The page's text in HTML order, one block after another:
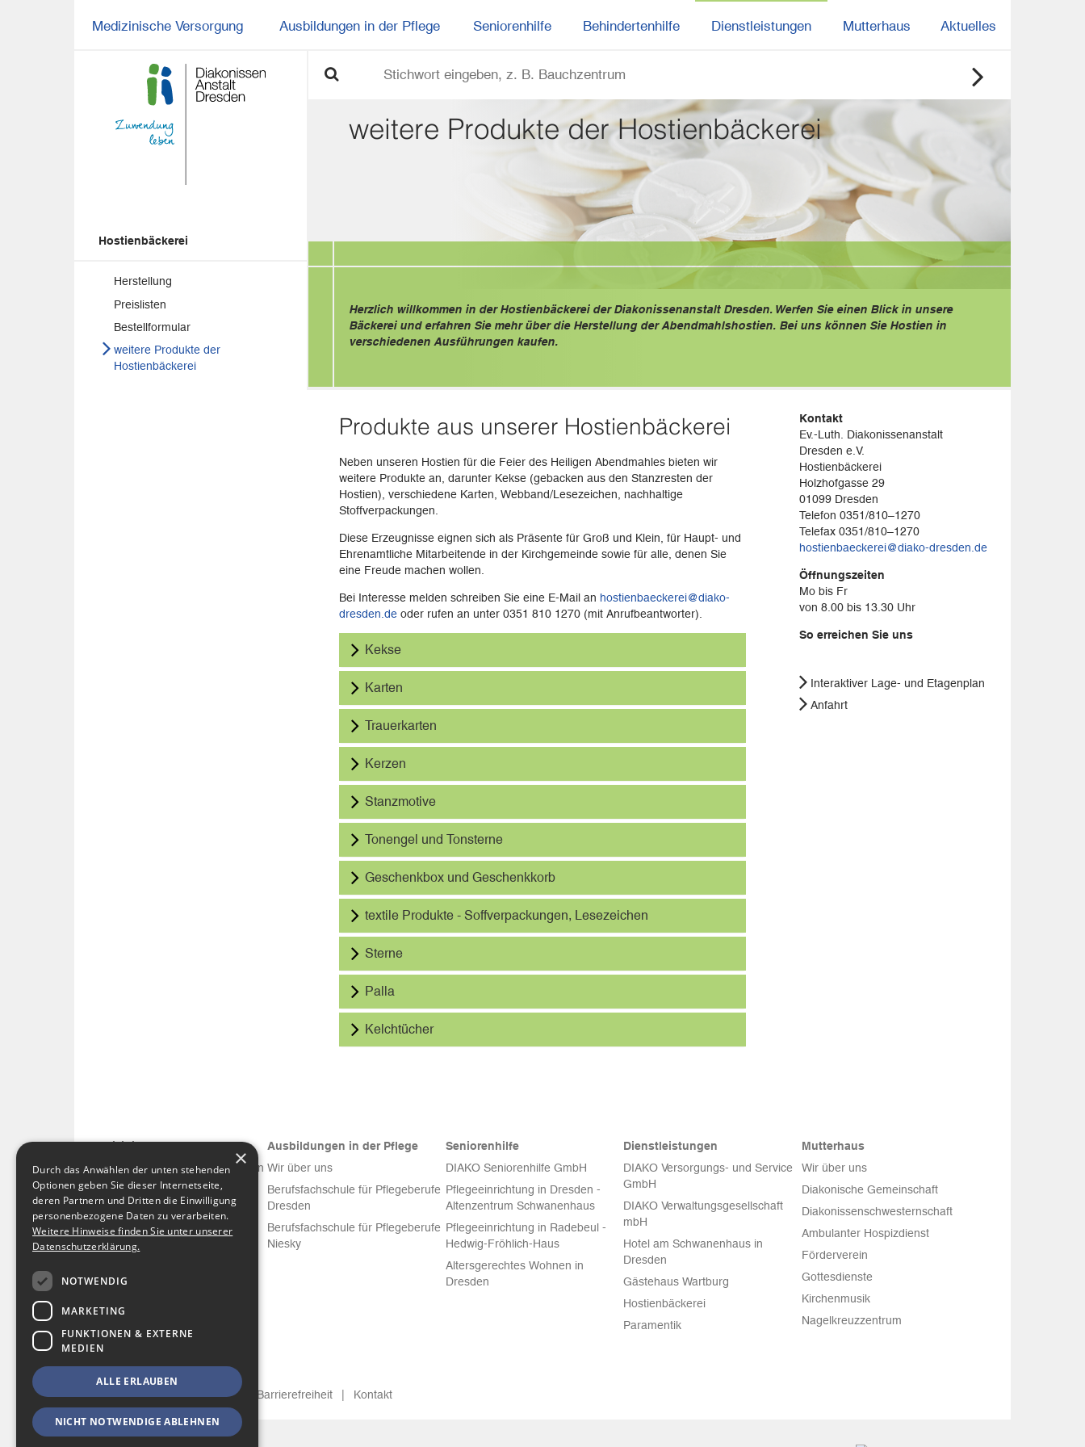
Medizinische Versorgung Ausbildungen in der Pflege Seniorenhilfe Behindertenhilfe Dienstleistungen Mutterhaus Aktuelles
weitere Produkte der Hostienbäckerei
Herzlich willkommen in der Hostienbäckerei der Diakonissenanstalt Dresden. Werfen Sie einen Blick in unsere
Bäckerei und erfahren Sie mehr über die Herstellung der Abendmahlshostien. Bei uns können Sie Hostien in
verschiedenen Ausführungen kaufen.
Hostienbäckerei
Herstellung
Preislisten
Bestellformular
weitere Produkte der
Hostienbäckerei
Produkte aus unserer Hostienbäckerei
Neben unseren Hostien für die Feier des Heiligen Abendmahles bieten wir
weitere Produkte an, darunter Kekse (gebacken aus den Stanzresten der
Hostien), verschiedene Karten, Webband/Lesezeichen, nachhaltige
Stoffverpackungen.
Diese Erzeugnisse eignen sich als Präsente für Groß und Klein, für Haupt- und
Ehrenamtliche Mitarbeitende in der Kirchgemeinde sowie für alle, denen Sie
eine Freude machen wollen.
Bei Interesse melden schreiben Sie eine E-Mail an hostienbaeckerei@diako-
dresden.de oder rufen an unter 0351 810 1270 (mit Anrufbeantworter).
Kekse
Karten
Trauerkarten
Kerzen
Stanzmotive
Tonengel und Tonsterne
Geschenkbox und Geschenkkorb
textile Produkte - Soffverpackungen, Lesezeichen
Sterne
Palla
Kelchtücher
Kontakt
Ev.-Luth. Diakonissenanstalt
Dresden e.V.
Hostienbäckerei
Holzhofgasse 29
01099 Dresden
Telefon 0351/810–1270
Telefax 0351/810–1270
hostienbaeckerei@diako-dresden.de
Öffnungszeiten
Mo bis Fr
von 8.00 bis 13.30 Uhr
So erreichen Sie uns
Interaktiver Lage- und Etagenplan
Anfahrt
Medizinische Versorgung
Diakonissenkrankenhaus Dresden
Krankenhaus Emmaus Niesky
Facharztzentren am DIAKO
DIAKO Schmerztherapie und
Palliativmedizin MVZ
Ausbildungen in der Pflege
Wir über uns
Berufsfachschule für Pflegeberufe
Dresden
Berufsfachschule für Pflegeberufe
Niesky
Seniorenhilfe
DIAKO Seniorenhilfe GmbH
Pflegeeinrichtung in Dresden -
Altenzentrum Schwanenhaus
Pflegeeinrichtung in Radebeul -
Hedwig-Fröhlich-Haus
Altersgerechtes Wohnen in
Dresden
Dienstleistungen
DIAKO Versorgungs- und Service
GmbH
DIAKO Verwaltungsgesellschaft
mbH
Hotel am Schwanenhaus in
Dresden
Gästehaus Wartburg
Hostienbäckerei
Paramentik
Mutterhaus
Wir über uns
Diakonische Gemeinschaft
Diakonissenschwesternschaft
Ambulanter Hospizdienst
Förderverein
Gottesdienste
Kirchenmusik
Nagelkreuzzentrum
Impressum | Datenschutz Barrierefreiheit Kontakt
×
Durch das Anwählen der unten stehenden
Optionen geben Sie dieser Internetseite,
deren Partnern und Dritten die Einwilligung
personenbezogene Daten zu verarbeiten.
Weitere Hinweise finden Sie unter unserer
Datenschutzerklärung.
NOTWENDIG
MARKETING
FUNKTIONEN & EXTERNE
MEDIEN
ALLE ERLAUBEN
NICHT NOTWENDIGE ABLEHNEN